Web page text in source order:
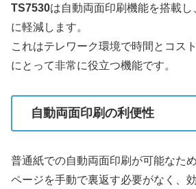
TS7530は自動両面印刷機能を搭載
に軽減します。
これはテレワーク環境で時間とコス
にとって非常に役立つ機能です。
自動両面印刷の利便性
普通紙での自動両面印刷が可能なた
ページを手動で裏返す必要がなく、